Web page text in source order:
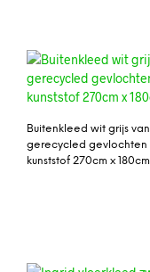
Buitenkleed wit grijs van
gerecycled gevlochten
kunststof 270cm x 180cm